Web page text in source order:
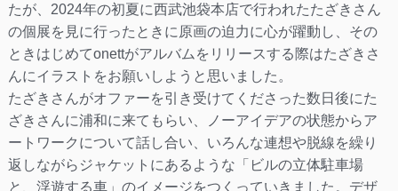
たが、2024年の初夏に西武池袋本店で行われたたざきさん
の個展を見に行ったときに原画の迫力に心が躍動し、その
ときはじめてonettがアルバムをリリースする際はたざきさ
んにイラストをお願いしようと思いました。
たざきさんがオファーを引き受けてくださった数日後にた
ざきさんに浦和に来てもらい、ノーアイデアの状態からア
ートワークについて話し合い、いろんな連想や脱線を繰り
返しながらジャケットにあるような「ビルの立体駐車場
と、浮遊する車」のイメージをつくっていきました。デザ